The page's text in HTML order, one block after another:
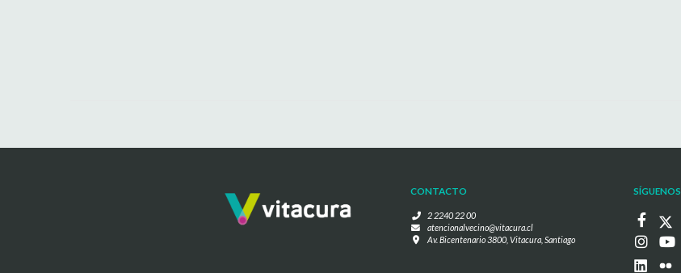
CONTACTO
2 2240 22 00
atencionalvecino@vitacura.cl
Av. Bicentenario 3800, Vitacura, Santiago
SÍGUENOS